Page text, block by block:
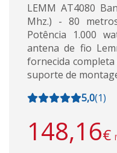
LEMM AT4080
Mhz.) - 80
Potência 1.000
antena de fio
fornecida
suporte de
5,0(1)
148,16€